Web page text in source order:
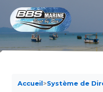
Accueil>Système de